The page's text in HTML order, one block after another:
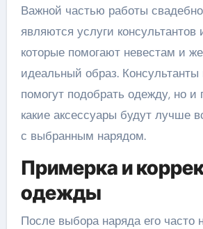
Важной частью работы
являются услуги консультантов
которые помогают невестам и
идеальный образ. Консультанты
помогут подобрать одежду, но и
какие аксессуары будут лучше
с выбранным нарядом.
Примерка и
одежды
После выбора наряда его часто